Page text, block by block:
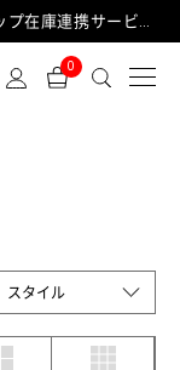
完売でもリアルショップ在庫が買える「ショップ在庫連携サービス」が日中もご利用可能になりました！
0
スタイル